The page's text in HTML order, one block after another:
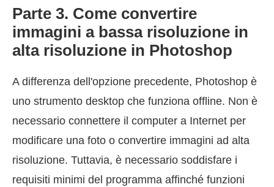
Parte 3. Come convertire
immagini a bassa risoluzione in
alta risoluzione in Photoshop
A differenza dell'opzione precedente, Photoshop è
uno strumento desktop che funziona offline. Non è
necessario connettere il computer a Internet per
modificare una foto o convertire immagini ad alta
risoluzione. Tuttavia, è necessario soddisfare i
requisiti minimi del programma affinché funzioni